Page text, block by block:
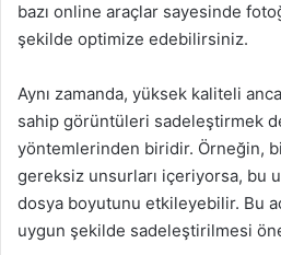
bazı online araçlar sayesinde
şekilde optimize edebilirsiniz.
Aynı zamanda, yüksek kaliteli
sahip görüntüleri sadeleştirmek
yöntemlerinden biridir. Örneğin,
gereksiz unsurları içeriyorsa, bu
dosya boyutunu etkileyebilir. Bu
uygun şekilde sadeleştirilmesi